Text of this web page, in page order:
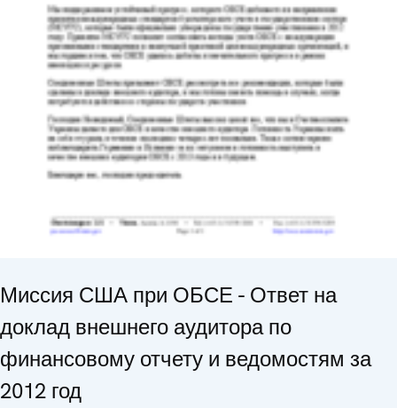
Миссия США при ОБСЕ - Ответ на
доклад внешнего аудитора по
финансовому отчету и ведомостям за
2012 год